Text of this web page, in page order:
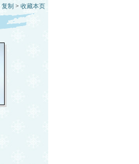
复制 > 收藏本页